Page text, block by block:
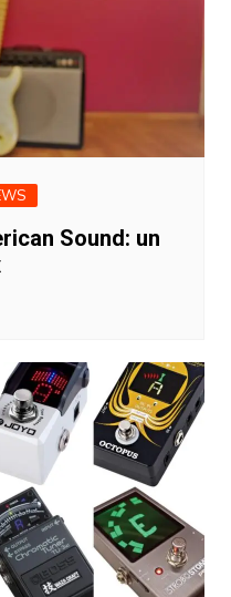
Sound: un